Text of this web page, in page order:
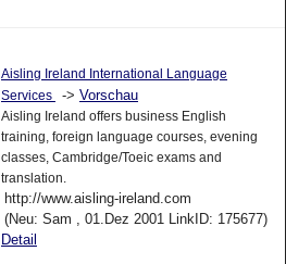
Aisling Ireland International Language
Services
-> Vorschau
Aisling Ireland offers business English
training, foreign language courses, evening
classes, Cambridge/Toeic exams and
translation.
http://www.aisling-ireland.com
(Neu: Sam , 01.Dez 2001 LinkID: 175677)
Detail